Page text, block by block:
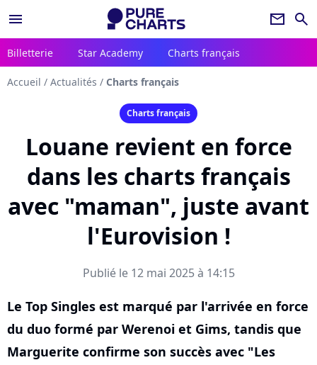
menu newsletter search
Billetterie Star Academy Charts français
Accueil / Actualités / Charts français
Charts français
Louane revient en force
dans les charts français
avec "maman", juste avant
l'Eurovision !
Publié le 12 mai 2025 à 14:15
Le Top Singles est marqué par l'arrivée en force
du duo formé par Werenoi et Gims, tandis que
Marguerite confirme son succès avec "Les